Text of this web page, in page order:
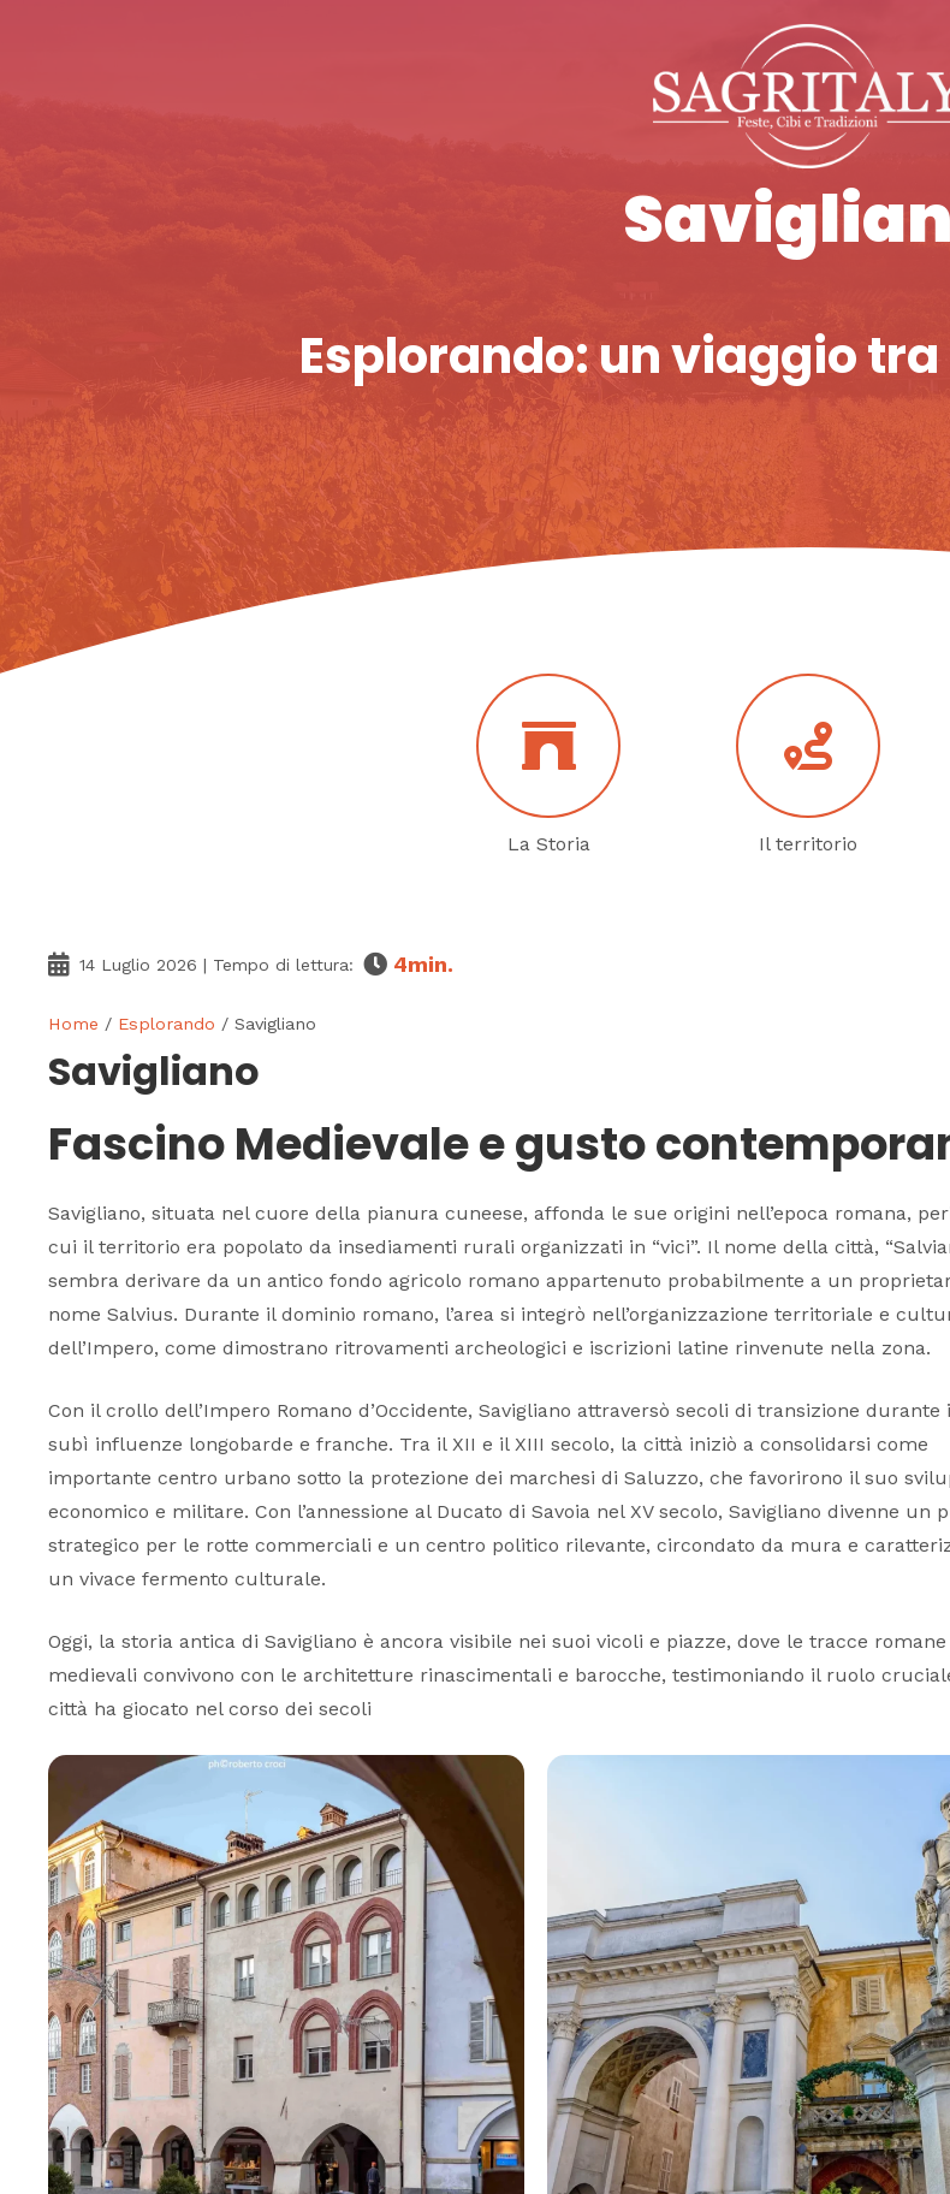
Esplorando: un viaggio
La Storia Il territorio
14 Luglio 2026 | Tempo di lettura: 4min.
Home / Esplorando / Savigliano
Savigliano
Fascino Medievale e gusto
Savigliano, situata nel cuore della pianura cuneese, affonda le sue origini nell’epoca romana,
cui il territorio era popolato da insediamenti rurali organizzati in “vici”. Il nome della città,
sembra derivare da un antico fondo agricolo romano appartenuto probabilmente a un
nome Salvius. Durante il dominio romano, l’area si integrò nell’organizzazione territoriale e
dell’Impero, come dimostrano ritrovamenti archeologici e iscrizioni latine rinvenute nella zona.
Con il crollo dell’Impero Romano d’Occidente, Savigliano attraversò secoli di transizione durante
subì influenze longobarde e franche. Tra il XII e il XIII secolo, la città iniziò a consolidarsi come
importante centro urbano sotto la protezione dei marchesi di Saluzzo, che favorirono il suo
economico e militare. Con l’annessione al Ducato di Savoia nel XV secolo, Savigliano divenne un
strategico per le rotte commerciali e un centro politico rilevante, circondato da mura e
un vivace fermento culturale.
Oggi, la storia antica di Savigliano è ancora visibile nei suoi vicoli e piazze, dove le tracce romane
medievali convivono con le architetture rinascimentali e barocche, testimoniando il ruolo
città ha giocato nel corso dei secoli